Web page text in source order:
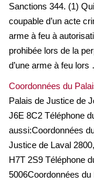
Sanctions 344. (1)
coupable d’un acte
arme à feu à
prohibée lors de la
d’une arme à feu lors
Coordonnées du
Palais de Justice de
J6E 8C2 Téléphone
aussi:Coordonnées
Justice de Laval
H7T 2S9 Téléphone
5006Coordonnées